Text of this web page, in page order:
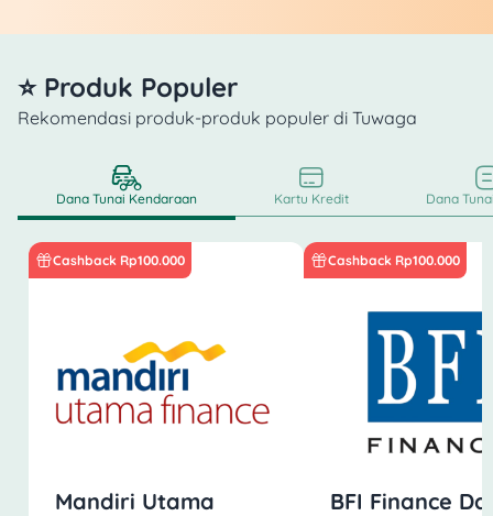
⭐ Produk Populer
Rekomendasi produk-produk populer di Tuwaga
Dana Tunai Kendaraan Kartu Kredit Dana
Cashback Rp100.000
Mandiri Utama
Cashback Rp100.000
BFI Finance